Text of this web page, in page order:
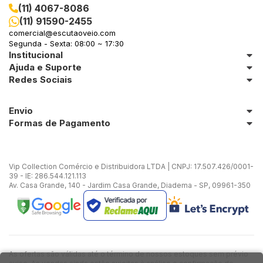
Stone
a categoria
(11) 4067-8086
(11) 91590-2455
comercial@escutaoveio.com
Segunda - Sexta: 08:00 ~ 17:30
Institucional
Ajuda e Suporte
Redes Sociais
Envio
Formas de Pagamento
Vip Collection Comércio e Distribuidora LTDA | CNPJ: 17.507.426/0001-
39 - IE: 286.544.121.113
Av. Casa Grande, 140 - Jardim Casa Grande, Diadema - SP, 09961-350
As ofertas são válidas até o término de nossos estoques sem prévio